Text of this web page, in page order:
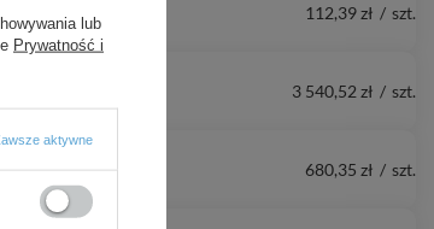
112,39 zł / szt.
3 540,52 zł / szt.
680,35 zł / szt.
lub
Prywatność i
aktywne